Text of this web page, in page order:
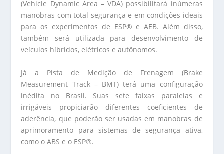
(Vehicle Dynamic Area – VDA) possibilitará inúmeras
manobras com total segurança e em condições ideais
para os experimentos de ESP® e AEB. Além disso,
também será utilizada para desenvolvimento de
veículos híbridos, elétricos e autônomos.
Já a Pista de Medição de Frenagem (Brake
Measurement Track – BMT) terá uma configuração
inédita no Brasil. Suas sete faixas paralelas e
irrigáveis propiciarão diferentes coeficientes de
aderência, que poderão ser usadas em manobras de
aprimoramento para sistemas de segurança ativa,
como o ABS e o ESP®.